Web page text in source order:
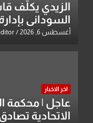
الزيدي يكلّف
السوداني
أغسطس 6, 2026
اخر الاخبار
عاجل | محكمة
الاتحادية